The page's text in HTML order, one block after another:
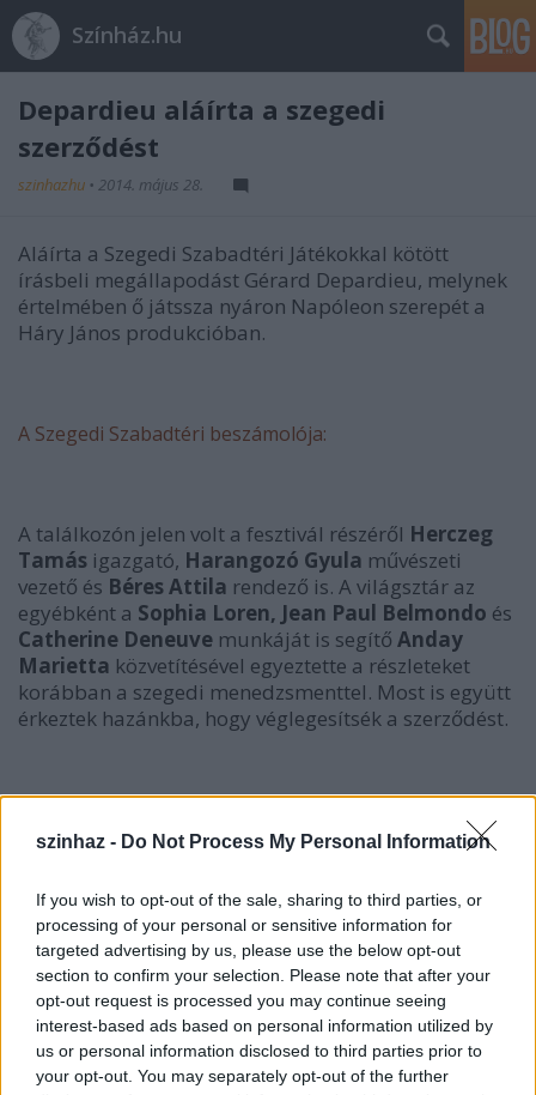
szinhaz - Do Not Process My Personal Information
If you wish to opt-out of the sale, sharing to third parties, or
processing of your personal or sensitive information for
targeted advertising by us, please use the below opt-out
section to confirm your selection. Please note that after your
opt-out request is processed you may continue seeing
interest-based ads based on personal information utilized by
us or personal information disclosed to third parties prior to
your opt-out. You may separately opt-out of the further
Színház.hu
Depardieu aláírta a szegedi
szerződést
szinhazhu • 2014. május 28.
Aláírta a Szegedi Szabadtéri Játékokkal kötött
írásbeli megállapodást Gérard Depardieu, melynek
értelmében ő játssza nyáron Napóleon szerepét a
Háry János produkcióban.
A Szegedi Szabadtéri beszámolója:
A találkozón jelen volt a fesztivál részéről Herczeg
Tamás igazgató, Harangozó Gyula művészeti
vezető és Béres Attila rendező is. A világsztár az
egyébként a Sophia Loren, Jean Paul Belmondo és
Catherine Deneuve munkáját is segítő Anday
Marietta közvetítésével egyeztette a részleteket
korábban a szegedi menedzsmenttel. Most is együtt
érkeztek hazánkba, hogy véglegesítsék a szerződést.